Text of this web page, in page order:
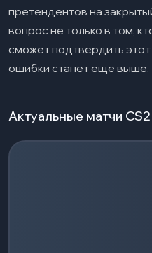
претендентов на
вопрос не только в том,
сможет подтвердить этот
ошибки станет еще выше.
Актуальные матчи
Загрузка событий...